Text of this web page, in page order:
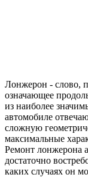
Лонжерон - слово,
означающее
из наиболее
автомобиле
сложную
максимальные
Ремонт лонжерона
достаточно
каких случаях он